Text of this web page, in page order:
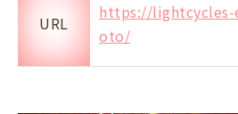
URL
https://lightcycles-
oto/